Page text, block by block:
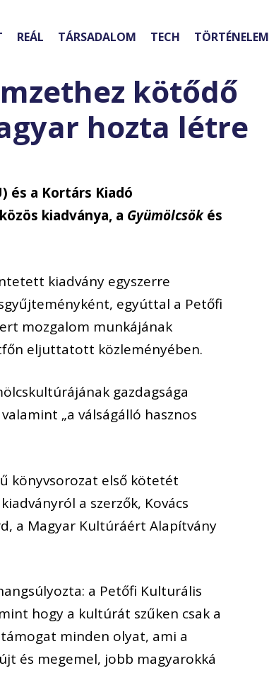
REÁL TÁRSADALOM TECH TÖRTÉNELEM
kötődő
hozta létre
és a Kortárs Kiadó
kiadványa, a Gyümölcsökés
kiadvány egyszerre
egyúttal a Petőfi
mozgalom munkájának
eljuttatott közleményében.
gazdagsága
„a válságálló hasznos
könyvsorozat első kötetét
a szerzők, Kovács
a Magyar Kultúráért Alapítvány
a Petőfi Kulturális
hogy a kultúrát szűken csak a
minden olyat, ami a
és megemel, jobb magyarokká